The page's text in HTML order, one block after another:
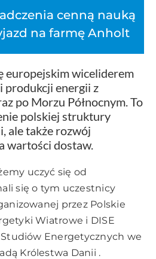
cenną nauką
na farmę Anholt
europejskim wiceliderem
produkcji energii z
po Morzu Północnym. To
polskiej struktury
ale także rozwój
wartości dostaw.
uczyć się od
się o tym uczestnicy
przez Polskie
Wiatrowe i DISE
Energetycznych we
Królestwa Danii .